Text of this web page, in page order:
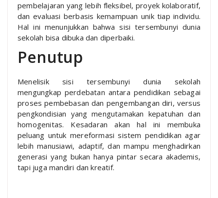
pembelajaran yang lebih fleksibel, proyek kolaboratif,
dan evaluasi berbasis kemampuan unik tiap individu.
Hal ini menunjukkan bahwa sisi tersembunyi dunia
sekolah bisa dibuka dan diperbaiki.
Penutup
Menelisik sisi tersembunyi dunia sekolah
mengungkap perdebatan antara pendidikan sebagai
proses pembebasan dan pengembangan diri, versus
pengkondisian yang mengutamakan kepatuhan dan
homogenitas. Kesadaran akan hal ini membuka
peluang untuk mereformasi sistem pendidikan agar
lebih manusiawi, adaptif, dan mampu menghadirkan
generasi yang bukan hanya pintar secara akademis,
tapi juga mandiri dan kreatif.